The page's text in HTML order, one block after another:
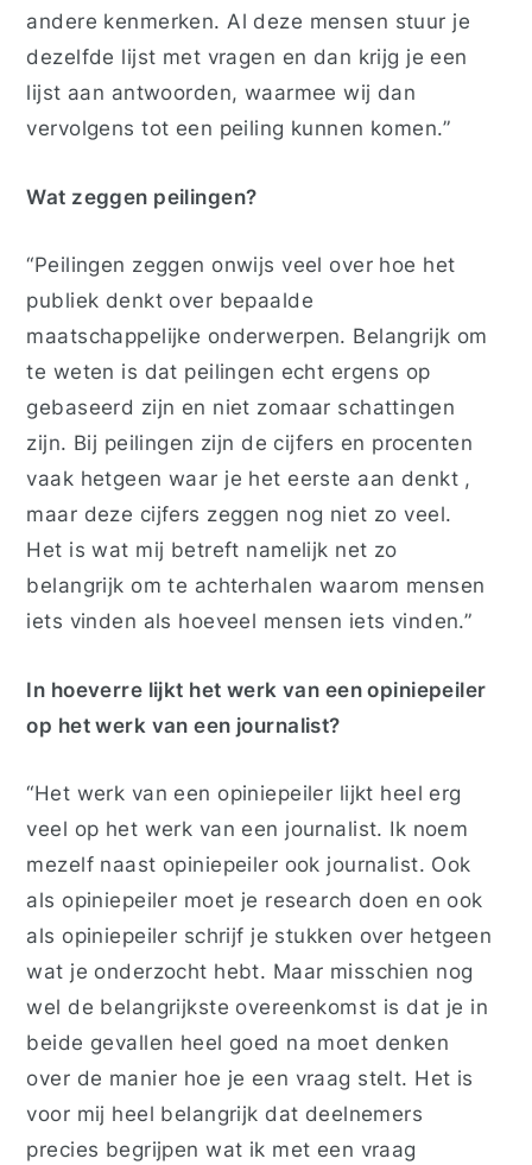
andere kenmerken. Al deze mensen stuur je
dezelfde lijst met vragen en dan krijg je een
lijst aan antwoorden, waarmee wij dan
vervolgens tot een peiling kunnen komen.”
Wat zeggen peilingen?
“Peilingen zeggen onwijs veel over hoe het
publiek denkt over bepaalde
maatschappelijke onderwerpen. Belangrijk om
te weten is dat peilingen echt ergens op
gebaseerd zijn en niet zomaar schattingen
zijn. Bij peilingen zijn de cijfers en procenten
vaak hetgeen waar je het eerste aan denkt ,
maar deze cijfers zeggen nog niet zo veel.
Het is wat mij betreft namelijk net zo
belangrijk om te achterhalen waarom mensen
iets vinden als hoeveel mensen iets vinden.”
In hoeverre lijkt het werk van een opiniepeiler
op het werk van een journalist?
“Het werk van een opiniepeiler lijkt heel erg
veel op het werk van een journalist. Ik noem
mezelf naast opiniepeiler ook journalist. Ook
als opiniepeiler moet je research doen en ook
als opiniepeiler schrijf je stukken over hetgeen
wat je onderzocht hebt. Maar misschien nog
wel de belangrijkste overeenkomst is dat je in
beide gevallen heel goed na moet denken
over de manier hoe je een vraag stelt. Het is
voor mij heel belangrijk dat deelnemers
precies begrijpen wat ik met een vraag